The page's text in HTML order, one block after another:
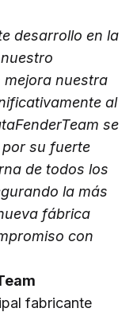
desarrollo en la
mejora nuestra
al
se
su fuerte
de todos los
la más
fábrica
con
fabricante